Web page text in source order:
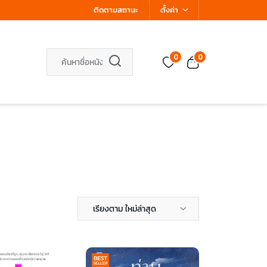
ติดตามสถานะ ตั้งค่า
0 0
เรียงตาม ใหม่ล่าสุด